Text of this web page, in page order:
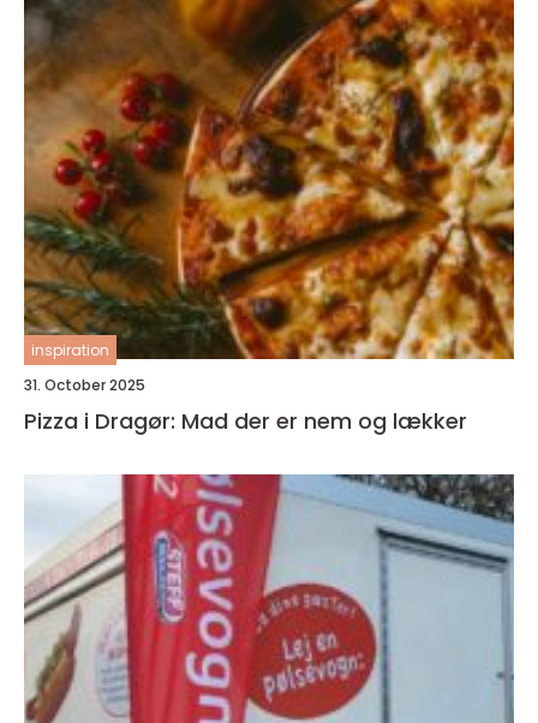
inspiration
31. October 2025
Pizza i Dragør: Mad der er nem og lækker